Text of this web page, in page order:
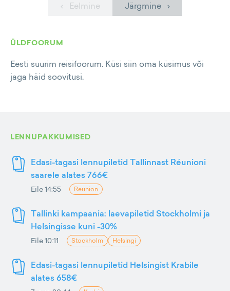
‹ Eelmine Järgmine ›
ÜLDFOORUM
Eesti suurim reisifoorum. Küsi siin oma küsimus või
jaga häid soovitusi.
LENNUPAKKUMISED
Edasi-tagasi lennupiletid Tallinnast Réunioni
saarele alates 766€
Eile 14:55 Reunion
Tallinki kampaania: laevapiletid Stockholmi ja
Helsingisse kuni -30%
Eile 10:11 Stockholm Helsingi
Edasi-tagasi lennupiletid Helsingist Krabile
alates 658€